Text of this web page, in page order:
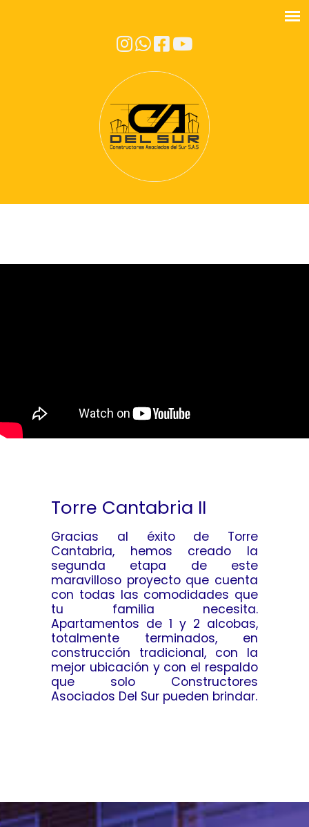
Torre Cantabria II
Gracias al éxito de Torre
Cantabria, hemos creado la
segunda etapa de este
maravilloso proyecto que cuenta
con todas las comodidades que
tu familia necesita.
Apartamentos de 1 y 2 alcobas,
totalmente terminados, en
construcción tradicional, con la
mejor ubicación y con el respaldo
que solo Constructores
Asociados Del Sur pueden brindar.